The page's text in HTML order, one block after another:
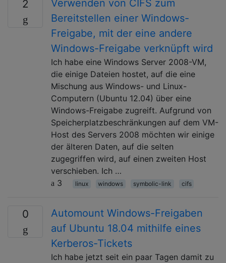
2
Verwenden von CIFS zum
Bereitstellen einer Windows-
Freigabe, mit der eine andere
Windows-Freigabe verknüpft wird
Ich habe eine Windows Server 2008-VM,
die einige Dateien hostet, auf die eine
Mischung aus Windows- und Linux-
Computern (Ubuntu 12.04) über eine
Windows-Freigabe zugreift. Aufgrund von
Speicherplatzbeschränkungen auf dem VM-
Host des Servers 2008 möchten wir einige
der älteren Daten, auf die selten
zugegriffen wird, auf einen zweiten Host
verschieben. Ich …
3
linux windows symbolic-link cifs
0
Automount Windows-Freigaben
auf Ubuntu 18.04 mithilfe eines
Kerberos-Tickets
Ich habe jetzt seit ein paar Tagen damit zu